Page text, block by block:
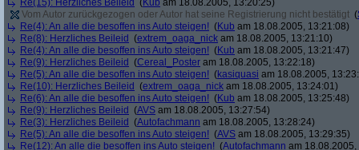
Re(15): Herzliches Beileid (Kub am 18.08.2005, 13:20:25)
Vom Autor zurückgezogen oder Autor hat seine Registrierung nicht bestätigt (
Re(4): An alle die besoffen ins Auto steigen! (Kub am 18.08.2005, 13:21:08)
Re(8): Herzliches Beileid (extrem_oaga_nick am 18.08.2005, 13:21:10)
Re(4): An alle die besoffen ins Auto steigen! (Kub am 18.08.2005, 13:21:47)
Re(9): Herzliches Beileid (Cereal_Poster am 18.08.2005, 13:22:18)
Re(5): An alle die besoffen ins Auto steigen! (kasiquasi am 18.08.2005,
Re(10): Herzliches Beileid (extrem_oaga_nick am 18.08.2005, 13:24:01)
Re(6): An alle die besoffen ins Auto steigen! (Kub am 18.08.2005, 13:25:48)
Re(9): Herzliches Beileid (AVS am 18.08.2005, 13:27:54)
Re(3): Herzliches Beileid (Autofachmann am 18.08.2005, 13:28:24)
Re(5): An alle die besoffen ins Auto steigen! (AVS am 18.08.2005, 13:29:35)
Re(12): An alle die besoffen ins Auto steigen! (Autofachmann am